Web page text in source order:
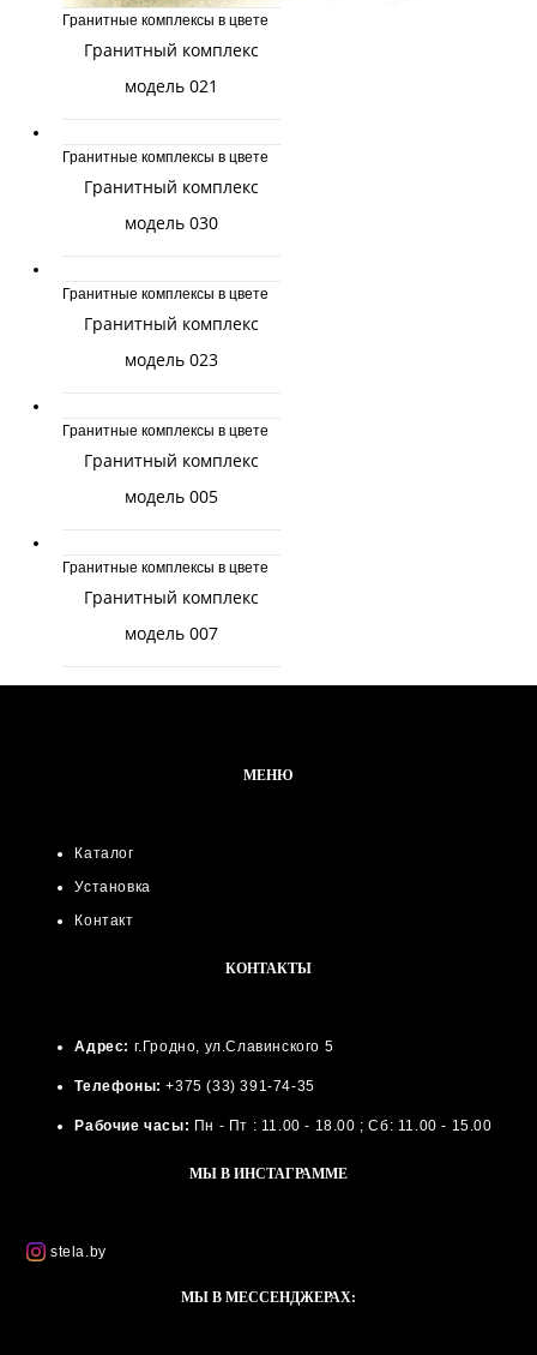
Гранитные комплексы в цвете
Гранитный комплекс
модель 021
Гранитные комплексы в цвете
Гранитный комплекс
модель 030
Гранитные комплексы в цвете
Гранитный комплекс
модель 023
Гранитные комплексы в цвете
Гранитный комплекс
модель 005
Гранитные комплексы в цвете
Гранитный комплекс
модель 007
МЕНЮ
Каталог
Установка
Контакт
КОНТАКТЫ
Адрес: г.Гродно, ул.Славинского 5
Телефоны: +375 (33) 391-74-35
Рабочие часы: Пн - Пт : 11.00 - 18.00 ; Сб: 11.00 - 15.00
МЫ В ИНСТАГРАММЕ
stela.by
МЫ В МЕССЕНДЖЕРАХ: